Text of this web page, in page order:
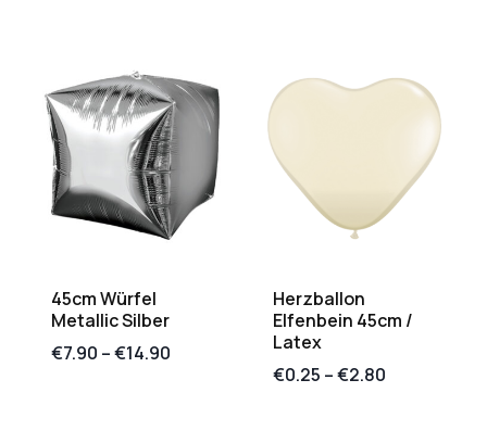
45cm Würfel
Metallic Silber
€7.90 –€14.90
Herzballon
Elfenbein 45cm /
Latex
€0.25 –€2.80